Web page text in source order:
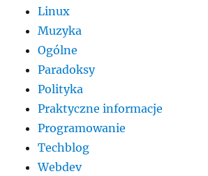
Linux
Muzyka
Ogólne
Paradoksy
Polityka
Praktyczne informacje
Programowanie
Techblog
Webdev